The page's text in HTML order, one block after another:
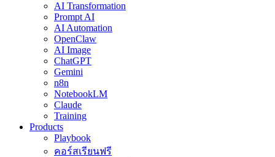
AI Transformation
Prompt AI
AI Automation
OpenClaw
AI Image
ChatGPT
Gemini
n8n
NotebookLM
Claude
Training
Products
Playbook
คอร์สเรียนฟรี